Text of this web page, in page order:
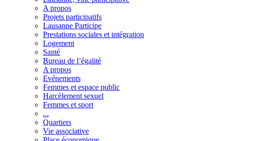
A propos
Projets participatifs
Lausanne Participe
Prestations sociales et intégration
Logement
Santé
Bureau de l’égalité
A propos
Evénements
Femmes et espace public
Harcèlement sexuel
Femmes et sport
...
Quartiers
Vie associative